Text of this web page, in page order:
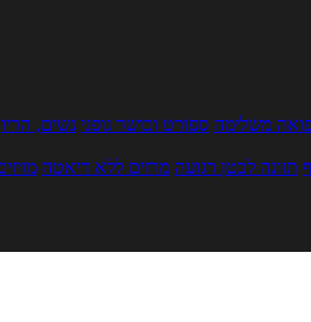
משלימה ספורט וכושר גופני נשים,
תזונה לבטן רגועה מרזים ללא דיאטה